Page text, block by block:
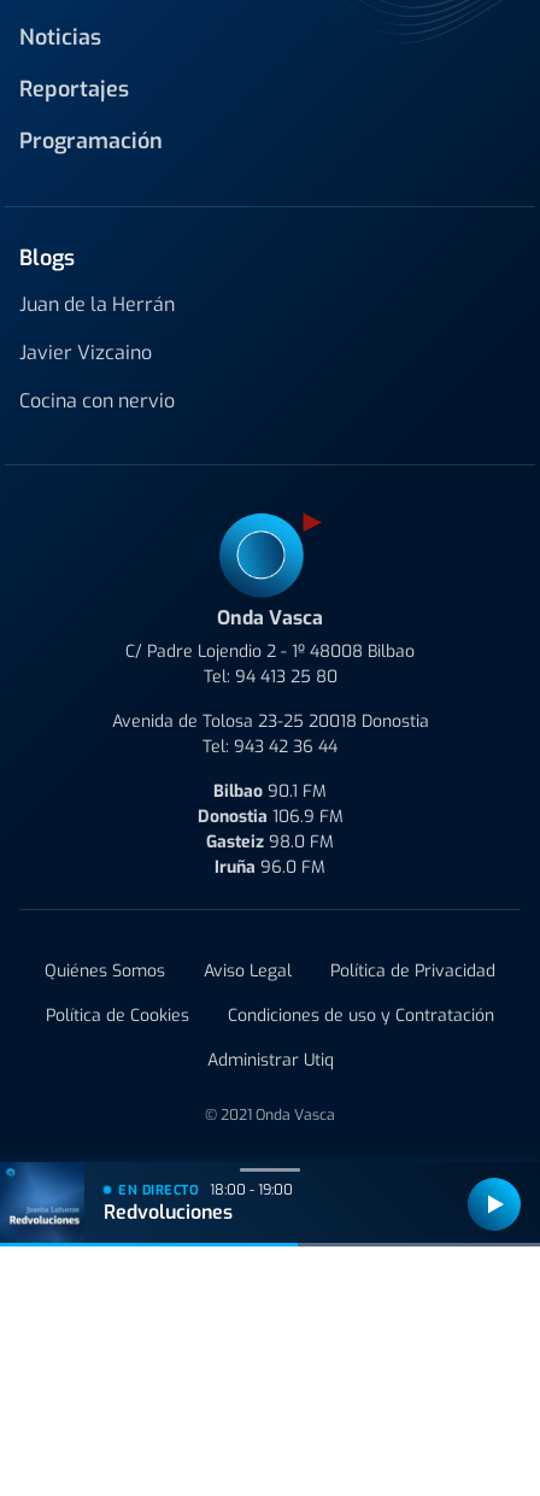
Noticias
Reportajes
Programación
Blogs
Juan de la Herrán
Javier Vizcaino
Cocina con nervio
Onda Vasca
C/ Padre Lojendio 2 - 1º 48008 Bilbao
Tel: 94 413 25 80
Avenida de Tolosa 23-25 20018 Donostia
Tel: 943 42 36 44
Bilbao 90.1 FM
Donostia 106.9 FM
Gasteiz 98.0 FM
Iruña 96.0 FM
Quiénes Somos Aviso Legal
Política de Privacidad
Política de Cookies
Condiciones de uso y Contratación
Administrar Utiq
© 2021 Onda Vasca
EN DIRECTO 18:00 - 19:00
Redvoluciones